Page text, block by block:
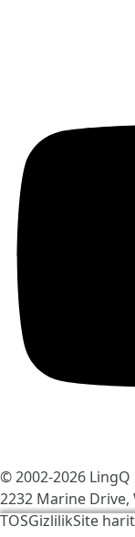
LingQ'yu
© 2002-2026 LingQ
2232 Marine Drive,
TOSGizlilikSite